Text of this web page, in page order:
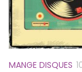
MANGE DISQUES